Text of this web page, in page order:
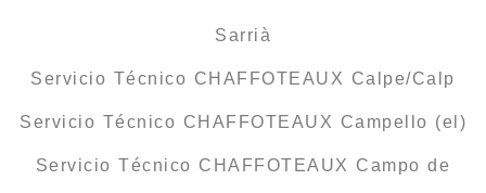
Sarrià
Servicio Técnico CHAFFOTEAUX Calpe/Calp
Servicio Técnico CHAFFOTEAUX Campello (el)
Servicio Técnico CHAFFOTEAUX Campo de